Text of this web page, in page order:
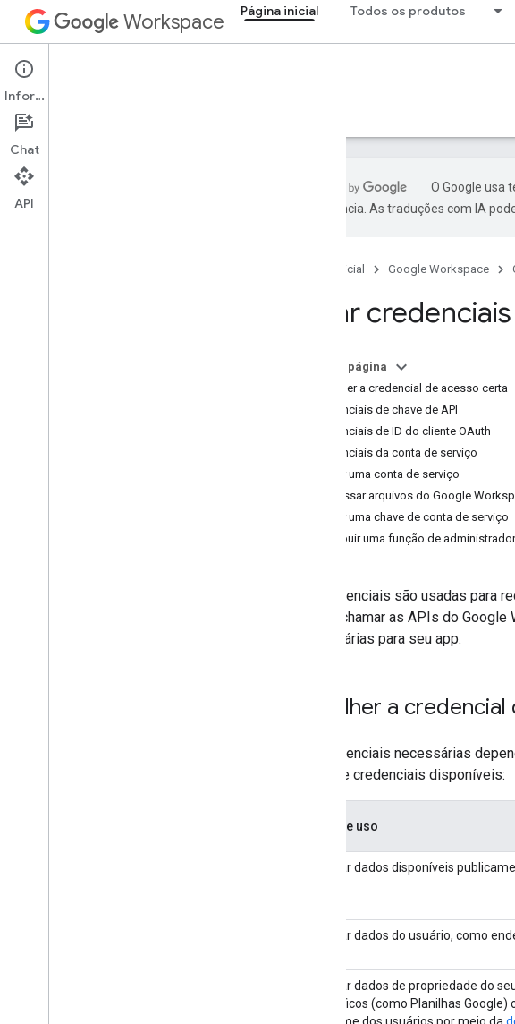
Workspace Página inicial Todos os produtos
Página inicial
Visão geral
O Google usa
preferência. As traduções com IA
Página inicial Google Workspace
Criar
Nesta página
Escolher a credencial de acesso certa
Credenciais de chave de API
Credenciais de ID do cliente OAuth
Credenciais da conta de serviço
Criar uma conta de serviço
Acessar arquivos do Google
Criar uma chave de conta de serviço
Atribuir uma função de
As credenciais são usadas para
possa chamar as APIs do
necessárias para seu app.
Escolher a
As credenciais necessárias
tipos de credenciais disponíveis:
Caso de uso
Acessar dados disponíveis
Acessar dados do usuário, como
Acessar dados de propriedade do
específicos (como Planilhas
Informações
Chat
API